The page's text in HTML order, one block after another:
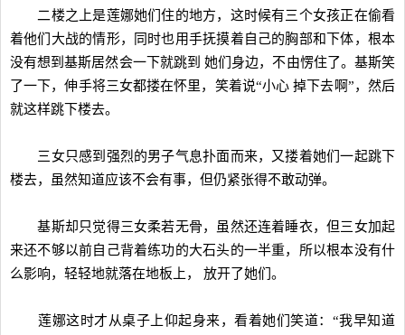
二楼之上是莲娜她们住的地方，这时候有三个女孩正在偷看
着他们大战的情形，同时也用手抚摸着自己的胸部和下体，根本
没有想到基斯居然会一下就跳到 她们身边，不由愣住了。基斯笑
了一下，伸手将三女都搂在怀里，笑着说“小心 掉下去啊”，然后
就这样跳下楼去。
三女只感到强烈的男子气息扑面而来，又搂着她们一起跳下
楼去，虽然知道应该不会有事，但仍紧张得不敢动弹。
基斯却只觉得三女柔若无骨，虽然还连着睡衣，但三女加起
来还不够以前自己背着练功的大石头的一半重，所以根本没有什
么影响，轻轻地就落在地板上， 放开了她们。
莲娜这时才从桌子上仰起身来，看着她们笑道：“我早知道